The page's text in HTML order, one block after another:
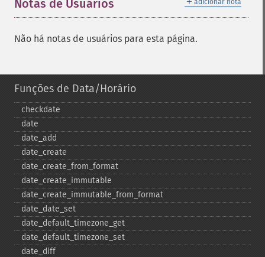
adicionar nota
Notas de Usuários
Não há notas de usuários para esta página.
Funções de Data/Horário
checkdate
date
date_​add
date_​create
date_​create_​from_​format
date_​create_​immutable
date_​create_​immutable_​from_​format
date_​date_​set
date_​default_​timezone_​get
date_​default_​timezone_​set
date_​diff